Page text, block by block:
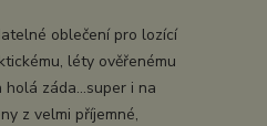
oblečení pro lozící
léty ověřenému
záda...super i na
z velmi příjemné,